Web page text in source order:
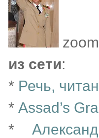
zoom
из сети:
* Речь,
* Assad’s
*